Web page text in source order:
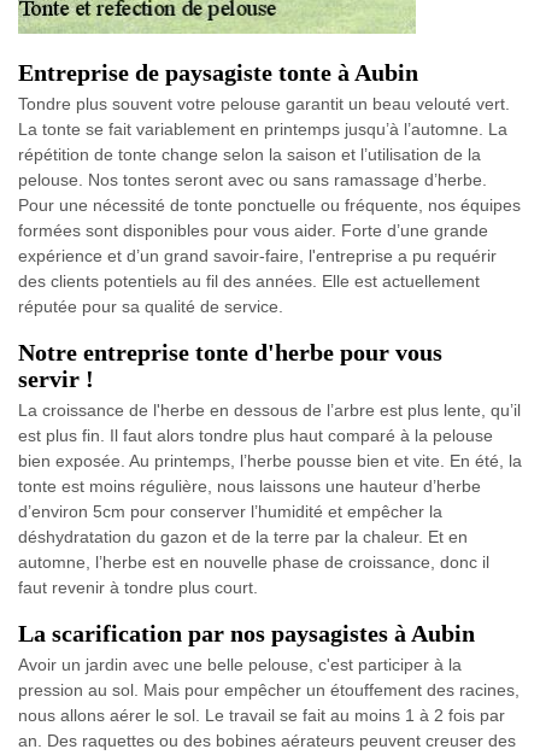
Entreprise de paysagiste tonte à Aubin
Tondre plus souvent votre pelouse garantit un beau velouté vert.
La tonte se fait variablement en printemps jusqu’à l’automne. La
répétition de tonte change selon la saison et l’utilisation de la
pelouse. Nos tontes seront avec ou sans ramassage d’herbe.
Pour une nécessité de tonte ponctuelle ou fréquente, nos équipes
formées sont disponibles pour vous aider. Forte d’une grande
expérience et d’un grand savoir-faire, l'entreprise a pu requérir
des clients potentiels au fil des années. Elle est actuellement
réputée pour sa qualité de service.
Notre entreprise tonte d'herbe pour vous
servir !
La croissance de l'herbe en dessous de l’arbre est plus lente, qu’il
est plus fin. Il faut alors tondre plus haut comparé à la pelouse
bien exposée. Au printemps, l’herbe pousse bien et vite. En été, la
tonte est moins régulière, nous laissons une hauteur d’herbe
d’environ 5cm pour conserver l’humidité et empêcher la
déshydratation du gazon et de la terre par la chaleur. Et en
automne, l’herbe est en nouvelle phase de croissance, donc il
faut revenir à tondre plus court.
La scarification par nos paysagistes à Aubin
Avoir un jardin avec une belle pelouse, c'est participer à la
pression au sol. Mais pour empêcher un étouffement des racines,
nous allons aérer le sol. Le travail se fait au moins 1 à 2 fois par
an. Des raquettes ou des bobines aérateurs peuvent creuser des